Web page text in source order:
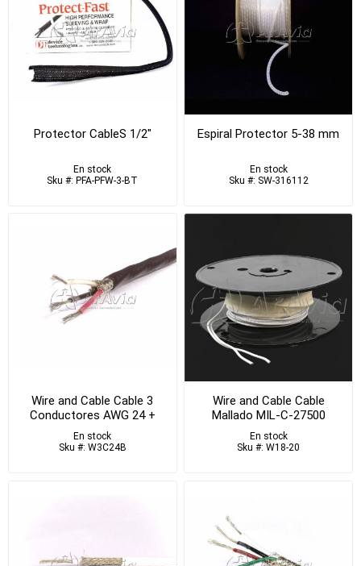
Protector CableS 1/2"
En stock
Sku #: PFA-PFW-3-BT
Espiral Protector 5-38 mm
En stock
Sku #: SW-316112
Wire and Cable Cable 3
Conductores AWG 24 +
Malla
En stock
Sku #: W3C24B
Wire and Cable Cable
Mallado MIL-C-27500
En stock
Sku #: W18-20